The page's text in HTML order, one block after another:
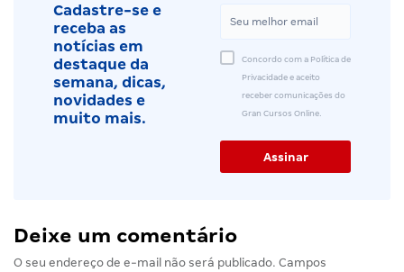
Cadastre-se e
receba as
notícias em
destaque da
semana, dicas,
novidades e
muito mais.
Concordo com a Política de
Privacidade e aceito
receber comunicações do
Gran Cursos Online.
Deixe um comentário
O seu endereço de e-mail não será publicado. Campos